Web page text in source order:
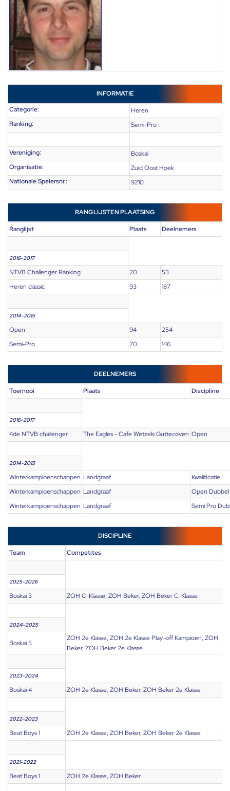
INFORMATIE
Categorie:
Heren
Ranking:
Semi-Pro
Vereniging:
Boskai
Organisatie:
Zuid Oost Hoek
Nationale Spelersnr.:
9210
RANGLIJSTEN PLAATSING
Ranglijst Plaats Deelnemers
2016-2017
NTVB Challenger Ranking 20
53
Heren classic
93 187
2014-2015
Open 94
254
Semi-Pro
70 146
DEELNEMERS
Toernooi Plaats Discipline
2016-2017
4de NTVB challenger The Eagles - Cafe Wetzels Guttecoven Open
2014-2015
Winterkampioenschappen Landgraaf
Kwalificatie
Winterkampioenschappen Landgraaf
Open Dubbel
Winterkampioenschappen Landgraaf Semi Pro
DISCIPLINE
Team Competites
2025-2026
Boskai 3 ZOH C-Klasse, ZOH Beker, ZOH Beker C-Klasse
2024-2025
Boskai 5
ZOH 2e Klasse, ZOH 2e Klasse Play-off Kampioen, ZOH
Beker, ZOH Beker 2e Klasse
2023-2024
Boskai 4 ZOH 2e Klasse, ZOH Beker, ZOH Beker 2e Klasse
2022-2023
Beat Boys 1 ZOH 2e Klasse, ZOH Beker, ZOH Beker 2e Klasse
2021-2022
Beat Boys 1 ZOH 2e Klasse, ZOH Beker